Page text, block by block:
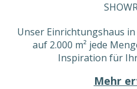
Unser Einrichtungshaus
auf 2.000 m² jede
Inspiration für
Mehr